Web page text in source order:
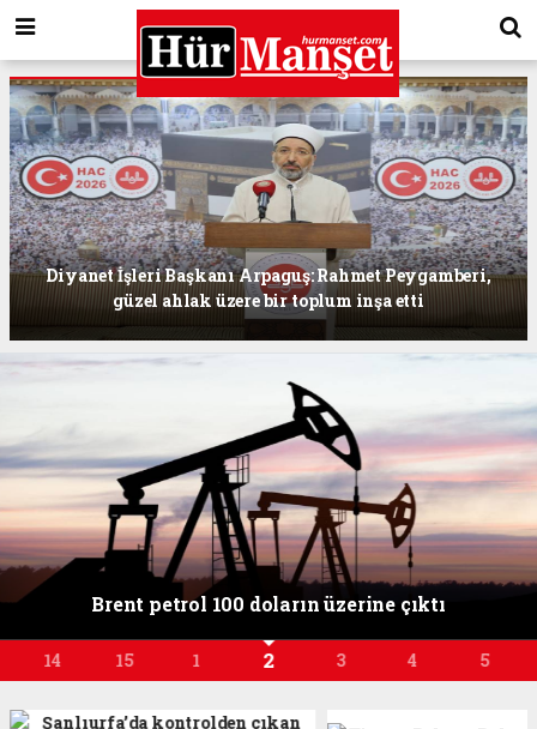
Diyanet İşleri Başkanı Arpaguş: Rahmet Peygamberi,
güzel ahlak üzere bir toplum inşa etti
Brent petrol 100 doların üzerine çıktı
14 15 1 2 3 4 5